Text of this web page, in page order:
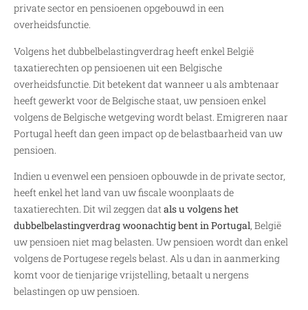
private sector en pensioenen opgebouwd in een
overheidsfunctie.
Volgens het dubbelbelastingverdrag heeft enkel België
taxatierechten op pensioenen uit een Belgische
overheidsfunctie. Dit betekent dat wanneer u als ambtenaar
heeft gewerkt voor de Belgische staat, uw pensioen enkel
volgens de Belgische wetgeving wordt belast. Emigreren naar
Portugal heeft dan geen impact op de belastbaarheid van uw
pensioen.
Indien u evenwel een pensioen opbouwde in de private sector,
heeft enkel het land van uw fiscale woonplaats de
taxatierechten. Dit wil zeggen datals u volgens het
dubbelbelastingverdrag woonachtig bent in Portugal, België
uw pensioen niet mag belasten. Uw pensioen wordt dan enkel
volgens de Portugese regels belast. Als u dan in aanmerking
komt voor de tienjarige vrijstelling, betaalt u nergens
belastingen op uw pensioen.